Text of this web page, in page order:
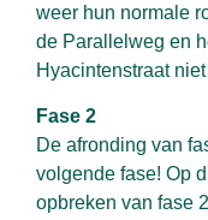
weer hun normale
de Parallelweg en
Hyacintenstraat
Fase 2
De afronding van
volgende fase! Op
opbreken van fase